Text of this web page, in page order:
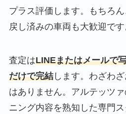
プラス評価します。もちろ
戻し済みの車両も大歓迎です
査定はLINEまたはメールで
だけで完結します。わざわ
はありません。アルテッツ
ニング内容を熟知した専門